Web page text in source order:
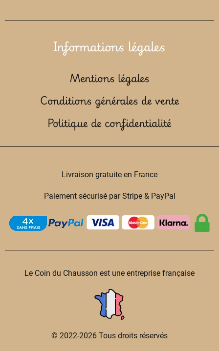
Informations légales
Mentions légales
Conditions générales de vente
Politique de confidentialité
Livraison gratuite en France
Paiement sécurisé par Stripe & PayPal
Le Coin du Chausson est une entreprise française
© 2022-2026 Tous droits réservés